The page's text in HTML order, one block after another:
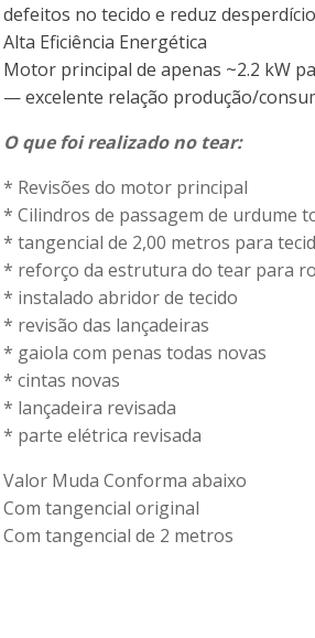
defeitos no tecido e reduz
Alta Eficiência Energética
Motor principal de apenas ~2.2 kW
— excelente relação produção/
O que foi realizado no tear:
* Revisões do motor principal
* Cilindros de passagem de urdume
* ⁠tangencial de 2,00 metros para
* ⁠reforço da estrutura do tear para
* ⁠instalado abridor de tecido
* ⁠revisão das lançadeiras
* ⁠gaiola com penas todas novas
* ⁠cintas novas
* ⁠lançadeira revisada
* ⁠parte elétrica revisada
Valor Muda Conforma abaixo
Com tangencial original
Com tangencial de 2 metros